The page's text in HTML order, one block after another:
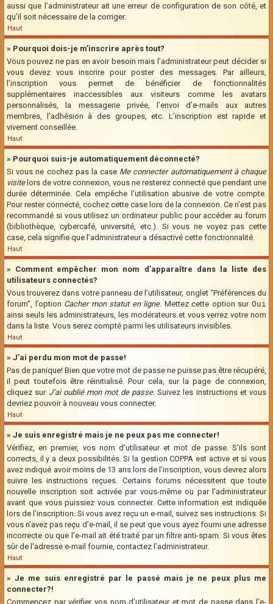
aussi que l’administrateur ait une erreur de configuration de son côté, et
qu’il soit nécessaire de la corriger.
Haut
» Pourquoi dois-je m’inscrire après tout?
Vous pouvez ne pas en avoir besoin mais l’administrateur peut décider si
vous devez vous inscrire pour poster des messages. Par ailleurs,
l’inscription vous permet de bénéficier de fonctionnalités
supplémentaires inaccessibles aux visiteurs comme les avatars
personnalisés, la messagerie privée, l’envoi d’e-mails aux autres
membres, l’adhésion à des groupes, etc. L’inscription est rapide et
vivement conseillée.
Haut
» Pourquoi suis-je automatiquement déconnecté?
Si vous ne cochez pas la case Me connecter automatiquement à chaque
visitelors de votre connexion, vous ne resterez connecté que pendant une
durée déterminée. Cela empêche l’utilisation abusive de votre compte.
Pour rester connecté, cochez cette case lors de la connexion. Ce n’est pas
recommandé si vous utilisez un ordinateur public pour accéder au forum
(bibliothèque, cybercafé, université, etc.). Si vous ne voyez pas cette
case, cela signifie que l’administrateur a désactivé cette fonctionnalité.
Haut
» Comment empêcher mon nom d’apparaître dans la liste des
utilisateurs connectés?
Vous trouverez dans votre panneau de l’utilisateur, onglet “Préférences du
forum”, l’option Cacher mon statut en ligne. Mettez cette option surOui
ainsi seuls les administrateurs, les modérateurs et vous verrez votre nom
dans la liste. Vous serez compté parmi les utilisateurs invisibles.
Haut
» J’ai perdu mon mot de passe!
Pas de panique! Bien que votre mot de passe ne puisse pas être récupéré,
il peut toutefois être réinitialisé. Pour cela, sur la page de connexion,
cliquez sur J’ai oublié mon mot de passe. Suivez les instructions et vous
devriez pouvoir à nouveau vous connecter.
Haut
» Je suis enregistré mais je ne peux pas me connecter!
Vérifiez, en premier, vos nom d’utilisateur et mot de passe. S’ils sont
corrects, il y a deux possibilités. Si la gestion COPPA est active et si vous
avez indiqué avoir moins de 13 ans lors de l’inscription, vous devrez alors
suivre les instructions reçues. Certains forums nécessitent que toute
nouvelle inscription soit activée par vous-même ou par l’administrateur
avant que vous puissiez vous connecter. Cette information est indiquée
lors de l’inscription. Si vous avez reçu un e-mail, suivez ses instructions. Si
vous n’avez pas reçu d’e-mail, il se peut que vous ayez fourni une adresse
incorrecte ou que l’e-mail ait été traité par un filtre anti-spam. Si vous êtes
sûr de l’adresse e-mail fournie, contactez l’administrateur.
Haut
» Je me suis enregistré par le passé mais je ne peux plus me
connecter?!
Commencez par vérifier vos nom d’utilisateur et mot de passe dans l’e-